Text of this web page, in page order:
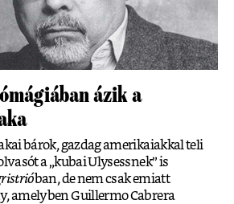
ázik a
bárok, gazdag amerikaiakkal teli
a „kubai Ulysessnek” is
ban, de nem csak emiatt
amelyben Guillermo Cabrera